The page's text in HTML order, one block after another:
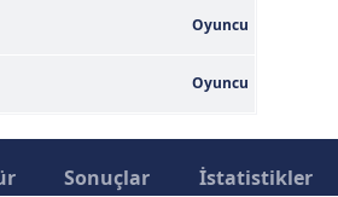
Oyuncu
Oyuncu
Sonuçlar İstatistikler